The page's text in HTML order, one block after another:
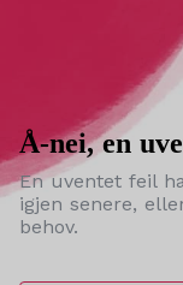
Å-nei, en
En uventet feil
igjen senere,
behov.